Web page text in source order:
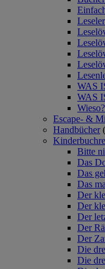
WAS
WAS
Escape- &
Handbücher
Bitte
Das
Das
Das
Der
Der
Der
Der
Der
Die
Die